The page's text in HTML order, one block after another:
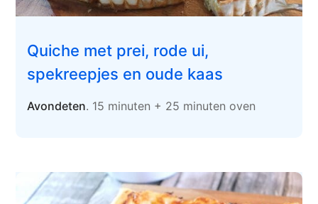
Quiche met prei, rode ui,
spekreepjes en oude kaas
Avondeten. 15 minuten + 25 minuten oven